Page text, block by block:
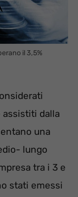
il 3,5%
dalla
una
lungo
tra i 3 e
stati emessi